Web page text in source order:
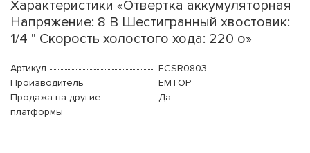
Характеристики «Отвертка аккумуляторная
Напряжение: 8 В Шестигранный хвостовик:
1/4 " Скорость холостого хода: 220 о»
Артикул
ECSR0803
Производитель
EMTOP
Продажа на другие
платформы
Да